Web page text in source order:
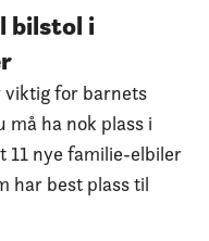
bilstol i
viktig for barnets
ha nok plass i
11 nye familie-elbiler
har best plass til